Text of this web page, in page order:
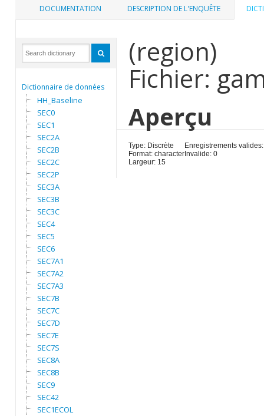
DOCUMENTATION DESCRIPTION DE L'ENQUÊTE
Dictionnaire de données
HH_Baseline
SEC0
SEC1
SEC2A
SEC2B
SEC2C
SEC2P
SEC3A
SEC3B
SEC3C
SEC4
SEC5
SEC6
SEC7A1
SEC7A2
SEC7A3
SEC7B
SEC7C
SEC7D
SEC7E
SEC7S
SEC8A
SEC8B
SEC9
SEC42
SEC1ECOL
(region)
Fichier:
Aperçu
Type: Discrète
Format: character
Largeur: 15
Enregistrements
Invalide: 0